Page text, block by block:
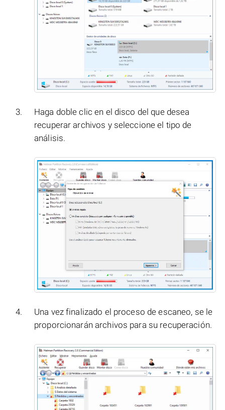
Haga doble clic en el disco del que desea
recuperar archivos y seleccione el tipo de
análisis.
Una vez finalizado el proceso de escaneo, se le
proporcionarán archivos para su recuperación.